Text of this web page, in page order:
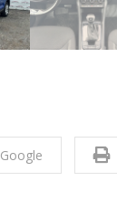
Google